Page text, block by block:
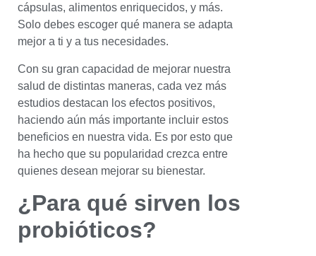
cápsulas, alimentos enriquecidos, y más.
Solo debes escoger qué manera se adapta
mejor a ti y a tus necesidades.
Con su gran capacidad de mejorar nuestra
salud de distintas maneras, cada vez más
estudios destacan los efectos positivos,
haciendo aún más importante incluir estos
beneficios en nuestra vida. Es por esto que
ha hecho que su popularidad crezca entre
quienes desean mejorar su bienestar.
¿Para qué sirven los
probióticos?